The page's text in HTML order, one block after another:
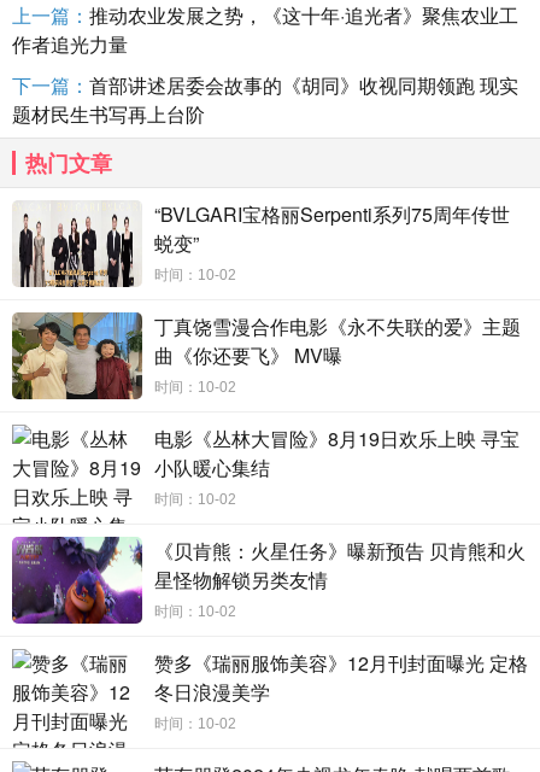
欢乐又解压的喜剧作品，国庆假期足不出户便可与家人一起
在爱奇艺云影院收获快乐，嗨笑过国庆！
电影《一盘大棋》由爱奇艺出品，将于10月4日独家上线爱奇
艺云影院，嘎嘎好笑，等你入局！
上一篇： 推动农业发展之势，《这十年·追光者》聚焦农业工
作者追光力量
下一篇： 首部讲述居委会故事的《胡同》收视同期领跑 现实
题材民生书写再上台阶
热门文章
“BVLGARI宝格丽Serpenti系列75周年传世
蜕变”
时间：10-02
丁真饶雪漫合作电影《永不失联的爱》主题
曲《你还要飞》 MV曝
时间：10-02
电影《丛林大冒险》8月19日欢乐上映 寻宝
小队暖心集结
时间：10-02
《贝肯熊：火星任务》曝新预告 贝肯熊和火
星怪物解锁另类友情
时间：10-02
赞多《瑞丽服饰美容》12月刊封面曝光 定格
冬日浪漫美学
时间：10-02